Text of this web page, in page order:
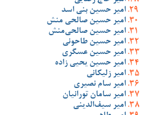
امیر حسین بنی اسد
امیر حسین صالحی منش
امیر حسین صالحی‌منش
امیر حسین طاحونی
امیر حسین عسگری
امیر حسین یحیی زاده
امیر زلیکانی
امیر سام نصیری
امیر سامان تورانیان
امیر سیف‌الدینی